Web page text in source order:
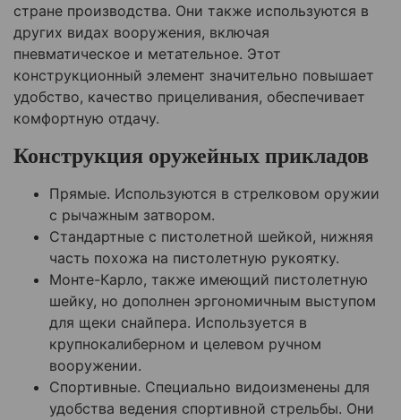
стране производства. Они также используются в
других видах вооружения, включая
пневматическое и метательное. Этот
конструкционный элемент значительно повышает
удобство, качество прицеливания, обеспечивает
комфортную отдачу.
Конструкция оружейных прикладов
Прямые. Используются в стрелковом оружии
с рычажным затвором.
Стандартные с пистолетной шейкой, нижняя
часть похожа на пистолетную рукоятку.
Монте-Карло, также имеющий пистолетную
шейку, но дополнен эргономичным выступом
для щеки снайпера. Используется в
крупнокалиберном и целевом ручном
вооружении.
Спортивные. Специально видоизменены для
удобства ведения спортивной стрельбы. Они